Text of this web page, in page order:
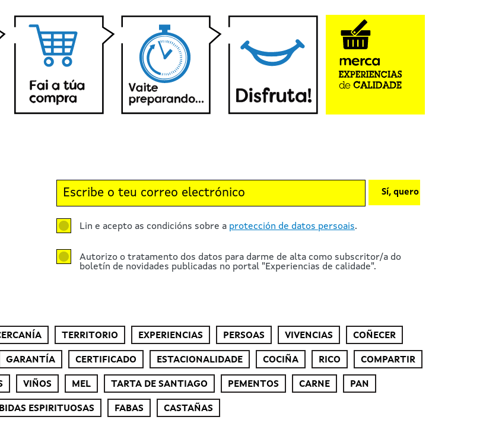
Lin e acepto as condicións sobre a protección de datos persoais.
Autorizo o tratamento dos datos para darme de alta como subscritor/a do
boletín de novidades publicadas no portal "Experiencias de calidade".
Sí, quero
TERRITORIO EXPERIENCIAS PERSOAS VIVENCIAS COÑECER
GARANTÍA CERTIFICADO ESTACIONALIDADE COCIÑA RICO COMPARTIR
VIÑOS MEL TARTA DE SANTIAGO PEMENTOS CARNE PAN
ESPIRITUOSAS FABAS CASTAÑAS